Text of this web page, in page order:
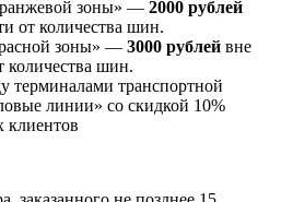
зоны» — 2000 рублей
от количества шин.
зоны» — 3000 рублей вне
количества шин.
терминалами транспортной
линии» со скидкой 10%
клиентов